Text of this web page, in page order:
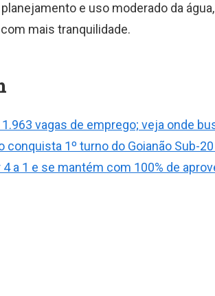
e uso moderado da
mais tranquilidade.
vagas de emprego; veja onde
conquista 1º turno do Goianão Sub-
a 1 e se mantém com 100% de